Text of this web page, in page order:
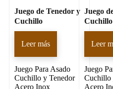
Juego de Tenedor y
Cuchillo
Leer más
Juego Para Asado
Cuchillo y Tenedor
Acero Inox
Juego
Cuchillo
Leer
Juego
Cuchillo
Acero